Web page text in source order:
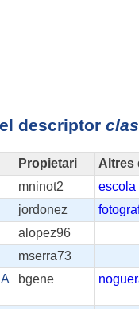
descriptor
Propietari
Altres
mninot2
escola
jordonez
alopez96
mserra73
bgene